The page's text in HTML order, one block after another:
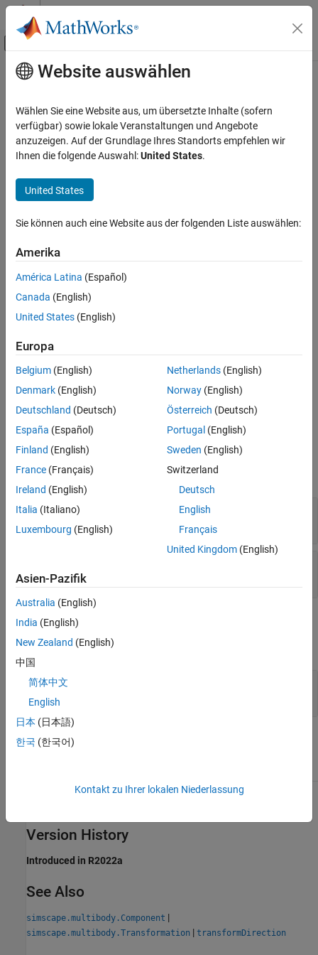
Weiter zum Inhalt
Umschaltung für Off-Canvas-
Startseite der Dokumentation
Simscape Multibody
Multibody Modeling
transformPoint
Description
Input Arguments
Output Arguments
Attributes
Version History
Hauptinhalt
transformPoint
Class:simscape.multibody.Transformation
Namespace:simscape.multibody
Since R2022a
expand all in page
Syntax
Description
xp = transformPoint(
vectors that represent points. Only the translational part of the
provided transformation affects the points specified in the
If theTargument is a transformation from the follower frame to
base frame and the
th column of thepargument represents the
position vector of a point resolved in the follower frame, the
argument represents the same point resolved in
the base frame.
Input Arguments
expand all
T —Transformation
simscape.multibody.Transformation
simscape.Value
Output Arguments
expand all
xp— Coordinates of transformed points
simscape.Value
Attributes
Version History
Introduced in R2022a
See Also
simscape.multibody.Component |
simscape.multibody.Transformation | transformDirection
Website auswählen
Wählen Sie eine Website aus, um übersetzte Inhalte (sofern
verfügbar) sowie lokale Veranstaltungen und Angebote
anzuzeigen. Auf der Grundlage Ihres Standorts empfehlen wir
Ihnen die folgende Auswahl:United States.
United States
Sie können auch eine Website aus der folgenden Liste auswählen:
Amerika
América Latina (Español)
Canada (English)
United States (English)
Europa
Belgium (English)
Denmark (English)
Deutschland (Deutsch)
España (Español)
Finland (English)
France (Français)
Ireland (English)
Italia (Italiano)
Luxembourg (English)
Netherlands(English)
Norway(English)
Österreich (Deutsch)
Portugal (English)
Sweden (English)
Switzerland
Deutsch
English
Français
United Kingdom(English)
Asien-Pazifik
Australia (English)
India (English)
New Zealand (English)
中国
简体中文
English
日本 (日本語)
한국 (한국어)
Kontakt zu Ihrer lokalen Niederlassung